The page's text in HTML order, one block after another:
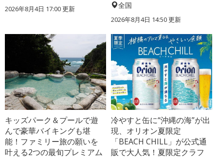
2026年8月4日 17:00更新 全国
2026年8月4日 14:50更新
キッズパーク＆プールで遊
んで豪華バイキングも堪
能！ファミリー旅の願いを
叶える2つの最旬プレミアム
冷やすと缶に“沖縄の海”が出
現、オリオン夏限定
「BEACH CHILL」が公式通
販で大人気！夏限定クラフ